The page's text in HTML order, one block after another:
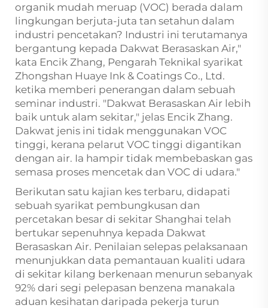
organik mudah meruap (VOC) berada dalam
lingkungan berjuta-juta tan setahun dalam
industri pencetakan? Industri ini terutamanya
bergantung kepada Dakwat Berasaskan Air,"
kata Encik Zhang, Pengarah Teknikal syarikat
Zhongshan Huaye Ink & Coatings Co., Ltd.
ketika memberi penerangan dalam sebuah
seminar industri. "Dakwat Berasaskan Air lebih
baik untuk alam sekitar," jelas Encik Zhang.
Dakwat jenis ini tidak menggunakan VOC
tinggi, kerana pelarut VOC tinggi digantikan
dengan air. Ia hampir tidak membebaskan gas
semasa proses mencetak dan VOC di udara."
Berikutan satu kajian kes terbaru, didapati
sebuah syarikat pembungkusan dan
percetakan besar di sekitar Shanghai telah
bertukar sepenuhnya kepada Dakwat
Berasaskan Air. Penilaian selepas pelaksanaan
menunjukkan data pemantauan kualiti udara
di sekitar kilang berkenaan menurun sebanyak
92% dari segi pelepasan benzena manakala
aduan kesihatan daripada pekerja turun